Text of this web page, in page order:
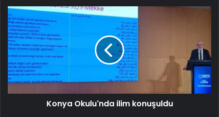
Konya Okulu'nda ilim konuşuldu